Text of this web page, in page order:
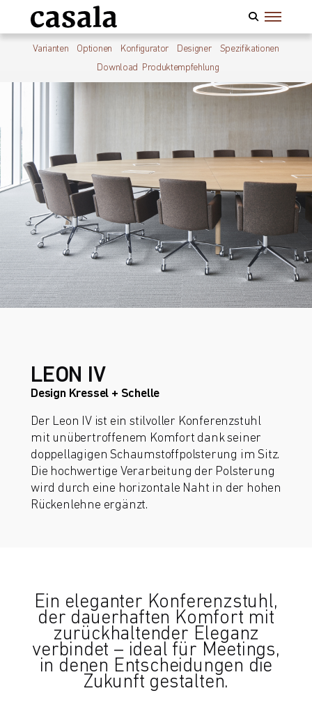
Varianten Optionen Konfigurator Designer
Spezifikationen
Download Produktempfehlung
LEON IV
Design Kressel + Schelle
Der Leon IV ist ein stilvoller Konferenzstuhl
mit unübertroffenem Komfort dank seiner
doppellagigen Schaumstoffpolsterung im Sitz.
Die hochwertige Verarbeitung der Polsterung
wird durch eine horizontale Naht in der hohen
Rückenlehne ergänzt.
Ein eleganter Konferenzstuhl,
der dauerhaften Komfort mit
zurückhaltender Eleganz
verbindet – ideal für Meetings,
in denen Entscheidungen die
Zukunft gestalten.